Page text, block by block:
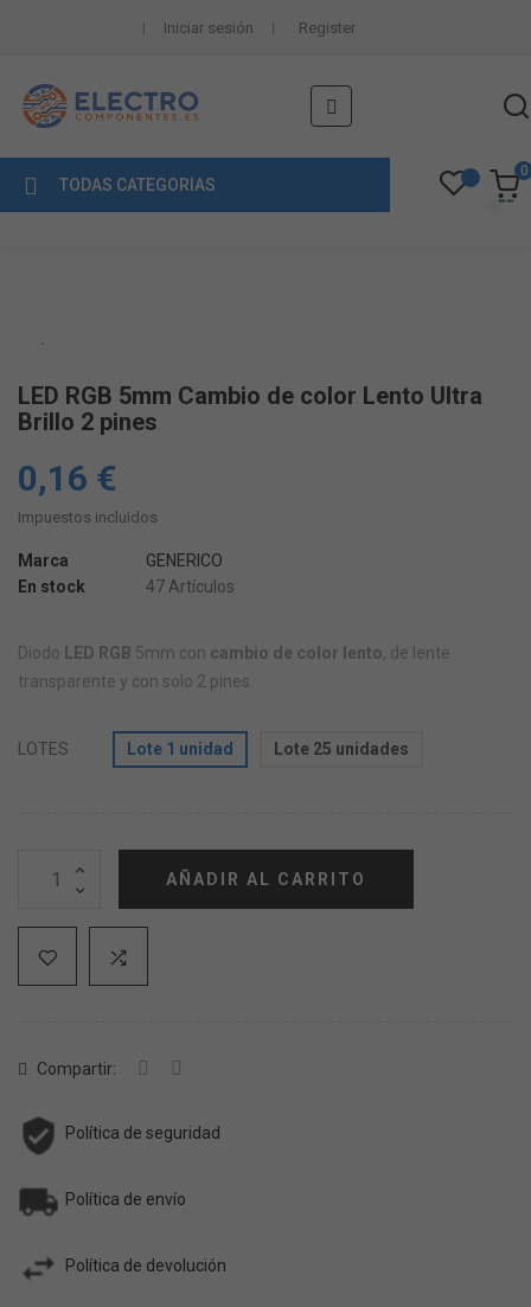
Iniciar sesión Register
Navegación
de
palanca
☰
TODAS CATEGORIAS
0
LED RGB 5mm Cambio de color Lento Ultra
Brillo 2 pines
0,16 €
Impuestos incluidos
Marca
GENERICO
En stock
47 Artículos
Diodo LED RGB 5mm con cambio de color lento, de lente
transparente y con solo 2 pines.
LOTES Lote 1 unidad Lote 25 unidades
AÑADIR AL CARRITO
Compartir:
Política de seguridad
Política de envío
Política de devolución